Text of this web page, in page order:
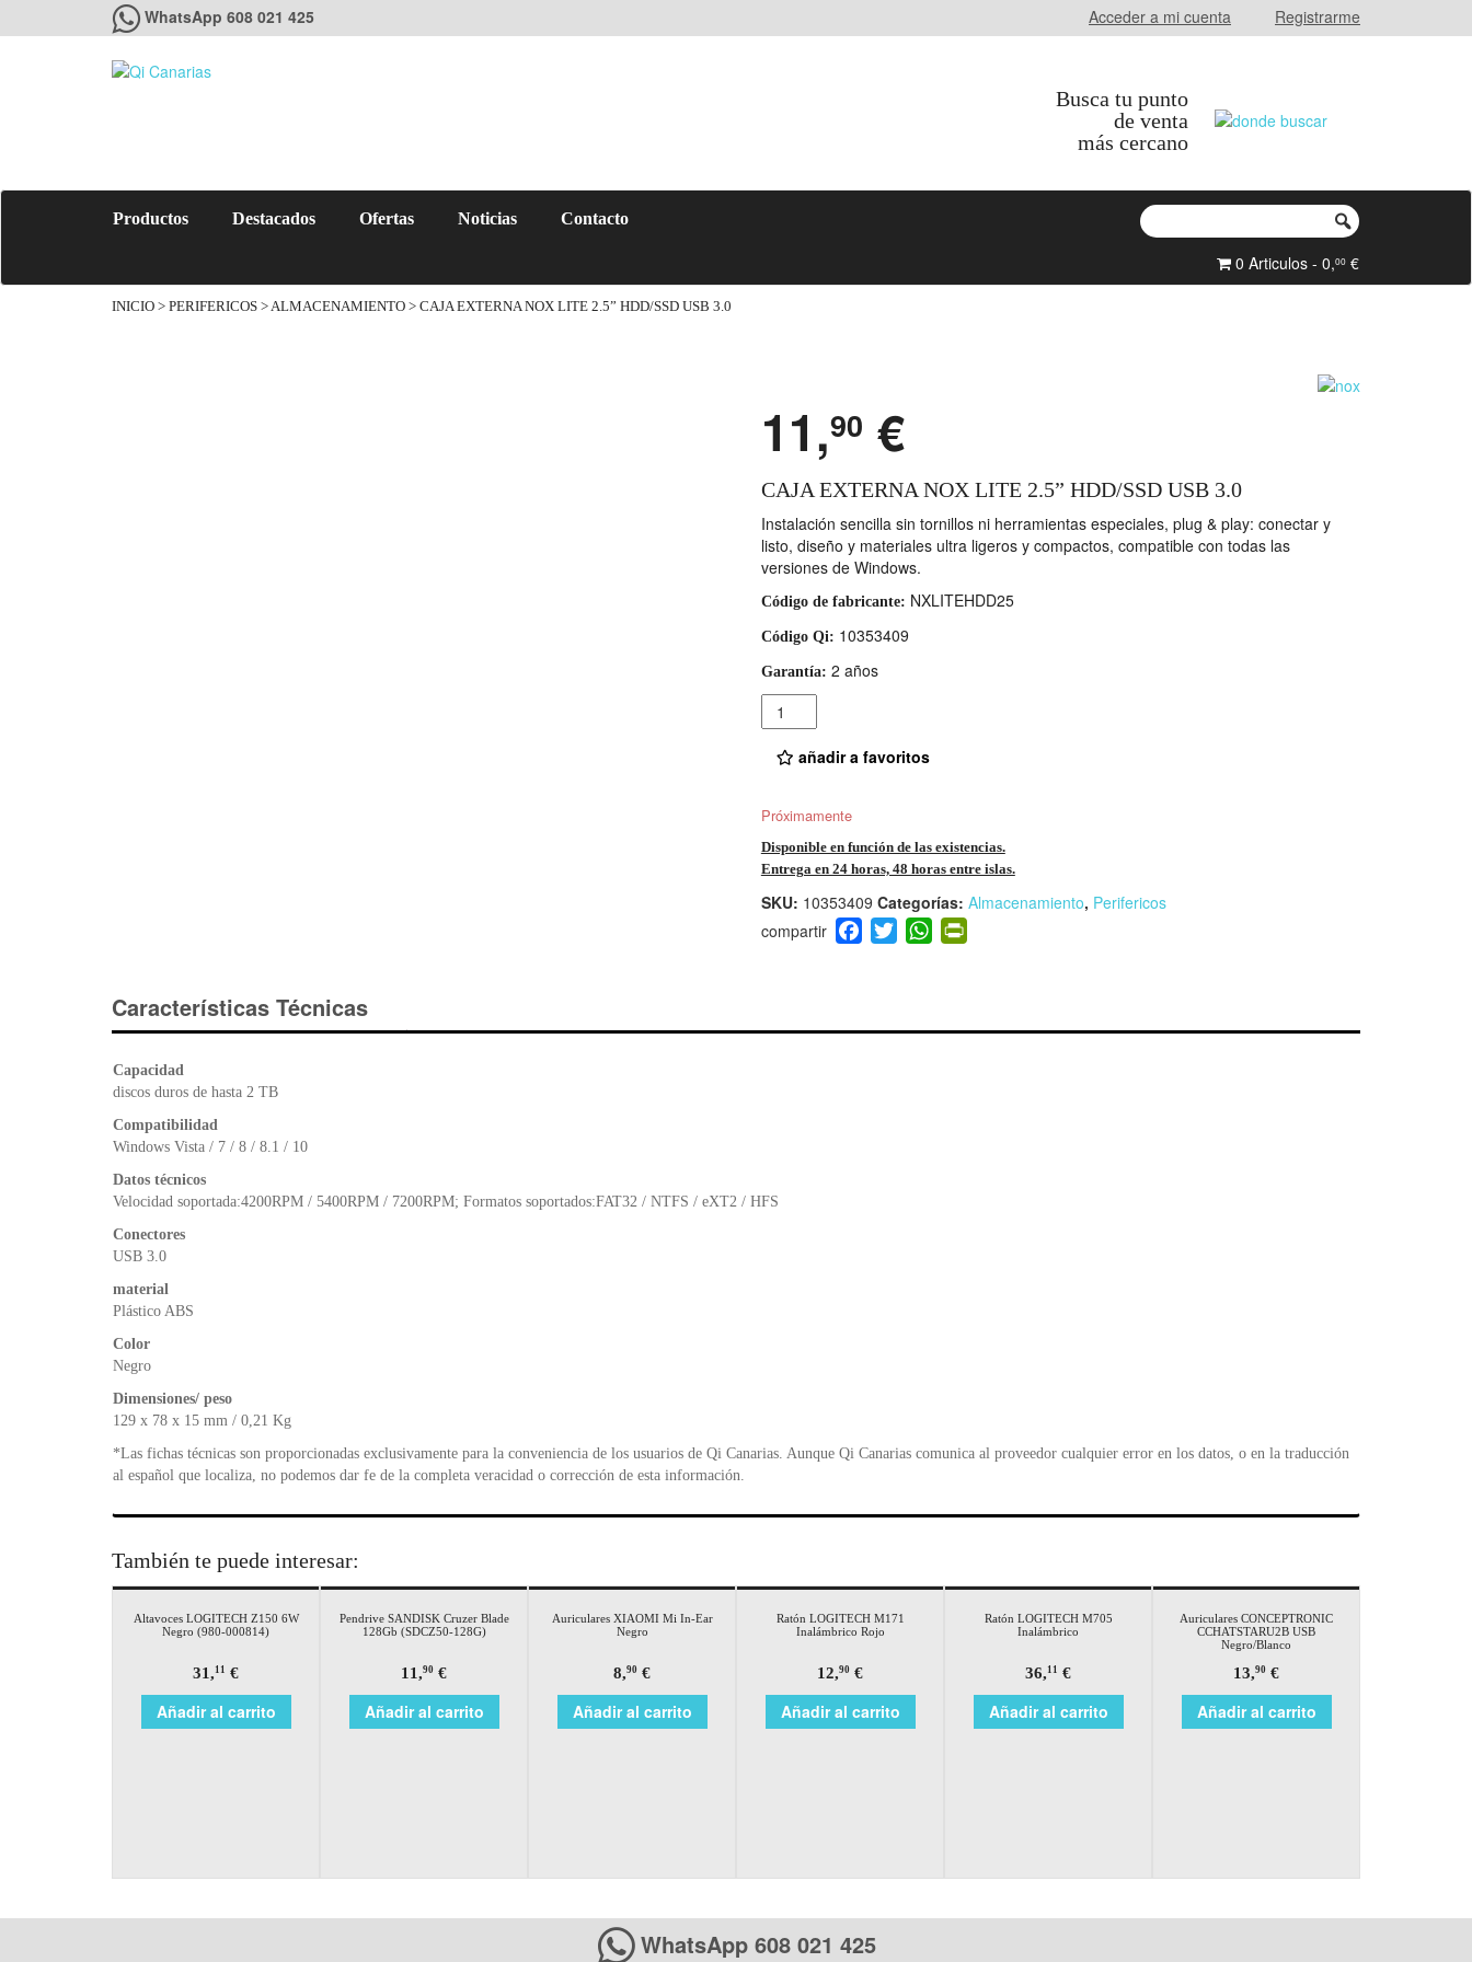
WhatsApp 608 021 425 Acceder a mi cuenta Registrarme
Busca tu punto
de venta
más cercano
Productos Destacados Ofertas Noticias Contacto
0 Articulos - 0,00 €
INICIO > PERIFERICOS >ALMACENAMIENTO > CAJA EXTERNA NOX LITE 2.5” HDD/SSD USB 3.0
11,90 €
CAJA EXTERNA NOX LITE 2.5” HDD/SSD USB 3.0
Instalación sencilla sin tornillos ni herramientas especiales, plug & play: conectar y
listo, diseño y materiales ultra ligeros y compactos, compatible con todas las
versiones de Windows.
Código de fabricante: NXLITEHDD25
Código Qi: 10353409
Garantía: 2 años
Cantidad
añadir a favoritos
Próximamente
Disponible en función de las existencias.
Entrega en 24 horas, 48 horas entre islas.
SKU: 10353409 Categorías: Almacenamiento, Perifericos
F
a
b
T
wi
W
h
A
Pr
in
e
Características Técnicas
Capacidad
discos duros de hasta 2 TB
Compatibilidad
Windows Vista / 7 / 8 / 8.1 / 10
Datos técnicos
Velocidad soportada:4200RPM / 5400RPM / 7200RPM; Formatos soportados:FAT32 / NTFS / eXT2 / HFS
Conectores
USB 3.0
material
Plástico ABS
Color
Negro
Dimensiones/ peso
129 x 78 x 15 mm / 0,21 Kg
*Las fichas técnicas son proporcionadas exclusivamente para la conveniencia de los usuarios de Qi Canarias. Aunque Qi Canarias comunica al proveedor cualquier error en los datos, o en la traducción
al español que localiza, no podemos dar fe de la completa veracidad o corrección de esta información.
También te puede interesar:
Altavoces LOGITECH Z150 6W
Negro (980-000814)
31,11 €
Añadir al carrito
Pendrive SANDISK Cruzer Blade
128Gb (SDCZ50-128G)
11,90 €
Añadir al carrito
Auriculares XIAOMI Mi In-Ear
Negro
8,90 €
Añadir al carrito
Ratón LOGITECH M171
Inalámbrico Rojo
12,90 €
Añadir al carrito
Ratón LOGITECH M705
Inalámbrico
36,11 €
Añadir al carrito
Auriculares CONCEPTRONIC
CCHATSTARU2B USB
Negro/Blanco
13,90 €
Añadir al carrito
WhatsApp 608 021 425